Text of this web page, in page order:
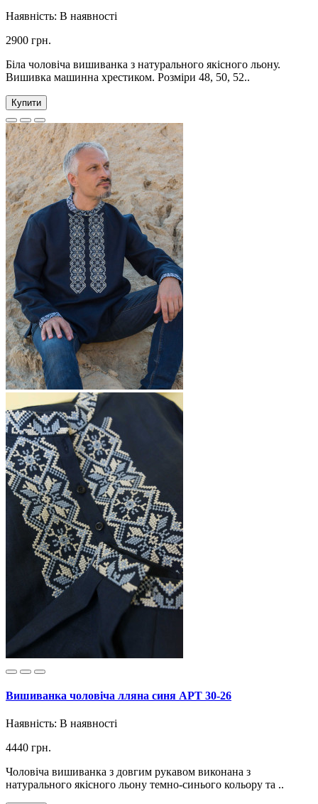
Наявність: В наявності
2900 грн.
Біла чоловіча вишиванка з натурального якісного льону.
Вишивка машинна хрестиком. Розміри 48, 50, 52..
Купити
Вишиванка чоловіча лляна синя АРТ 30-26
Наявність: В наявності
4440 грн.
Чоловіча вишиванка з довгим рукавом виконана з
натурального якісного льону темно-синього кольору та ..